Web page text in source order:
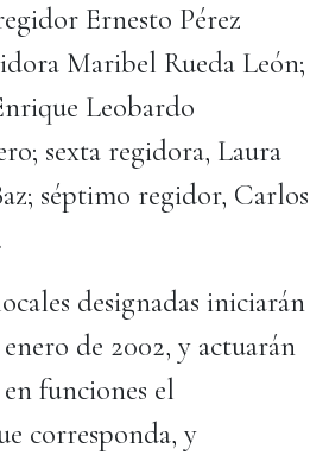
Ernesto Pérez
Maribel Rueda León;
Leobardo
sexta regidora, Laura
séptimo regidor, Carlos
designadas iniciarán
de 2002, y actuarán
funciones el
corresponda, y